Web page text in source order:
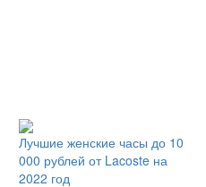
Лучшие женские часы до 10
000 рублей от Lacoste на
2022 год